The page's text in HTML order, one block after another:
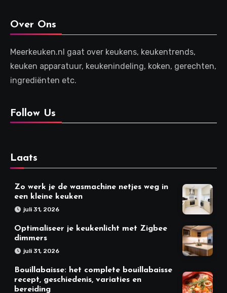
Over Ons
Meerkeuken.nl gaat over keukens, keukentrends,
keuken apparatuur, keukenindeling, koken, gerechten,
ingrediënten etc.
Follow Us
Laats
Zo werk je de wasmachine netjes weg in
een kleine keuken
juli 31, 2026
Optimaliseer je keukenlicht met Zigbee
dimmers
juli 31, 2026
Bouillabaisse: het complete bouillabaisse
recept, geschiedenis, variaties en
bereiding